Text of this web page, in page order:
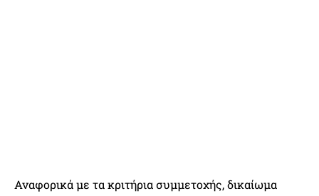
Αναφορικά με τα κριτήρια συμμετοχής, δικαίωμα